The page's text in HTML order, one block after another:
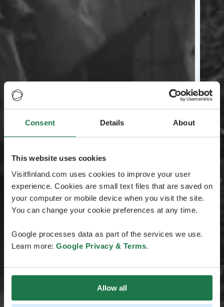
Consent Details About
This website uses cookies
Visitfinland.com uses cookies to improve your user
experience. Cookies are small text files that are saved on
your computer or mobile device when you visit the site.
You can change your cookie preferences at any time.
Google processes data as part of the services we use.
Learn more: Google Privacy & Terms.
Allow all